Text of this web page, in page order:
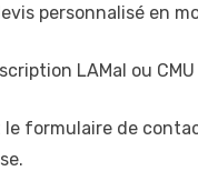
personnalisé en
LAMal ou
le formulaire de